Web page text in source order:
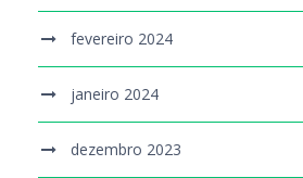
fevereiro 2024
janeiro 2024
dezembro 2023